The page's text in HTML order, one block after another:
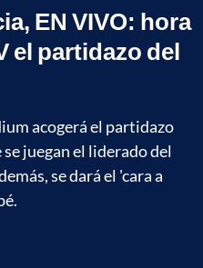
EN VIVO: hora
el partidazo del
acogerá el partidazo
juegan el liderado del
se dará el 'cara a